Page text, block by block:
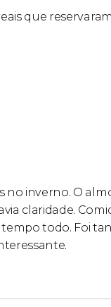
que
no inverno. O
claridade.
todo. Foi